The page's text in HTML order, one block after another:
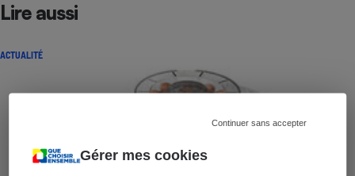
Gérer mes cookies
Continuer sans accepter
Lire aussi
ACTUALITÉ